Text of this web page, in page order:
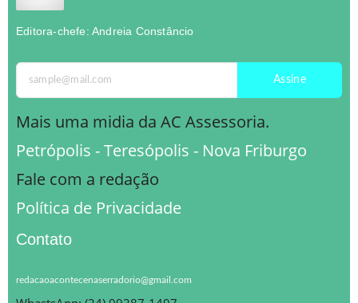
Editora-chefe: Andreia Constâncio
Assine
Mais uma midia da AC Assessoria.
Petrópolis - Teresópolis - Nova Friburgo
Fale com a redação
Política de Privacidade
Contato
redacaoacontecenaserradorio@gmail.com